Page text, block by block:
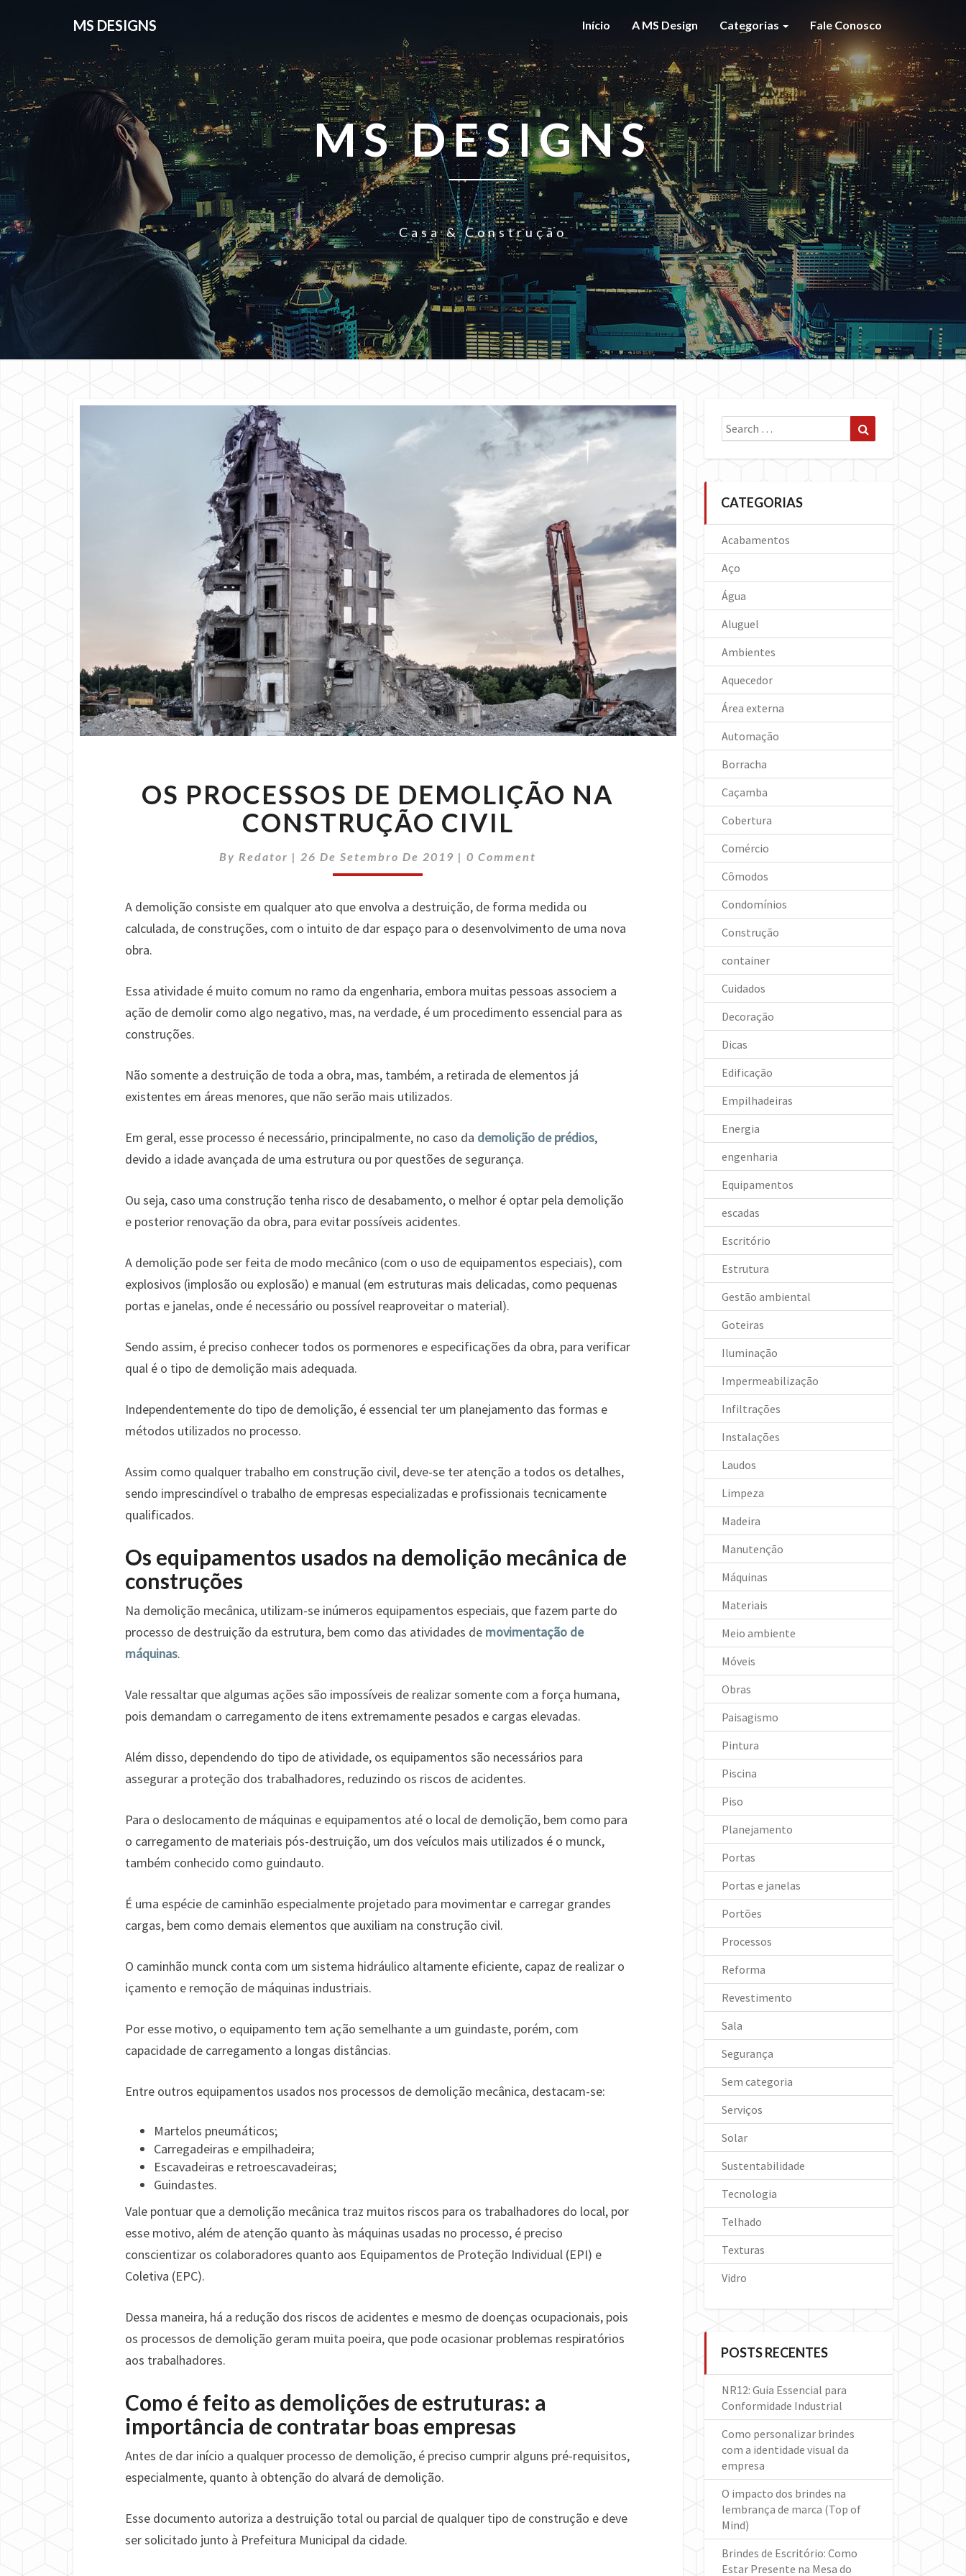
MS DESIGNS Início A MS Design Categorias Fale Conosco
MS DESIGNS
Casa & Construção
PROCESSOS
DE
DEMOLIÇÃO
CONSTRUÇÃO
OS PROCESSOS DE DEMOLIÇÃO NA
CONSTRUÇÃO CIVIL
By Redator | 26 De Setembro De 2019 |Comments
0 Comment
A demolição consiste em qualquer ato que envolva a destruição, de forma medida ou
calculada, de construções, com o intuito de dar espaço para o desenvolvimento de uma nova
obra.
Essa atividade é muito comum no ramo da engenharia, embora muitas pessoas associem a
ação de demolir como algo negativo, mas, na verdade, é um procedimento essencial para as
construções.
Não somente a destruição de toda a obra, mas, também, a retirada de elementos já
existentes em áreas menores, que não serão mais utilizados.
Em geral, esse processo é necessário, principalmente, no caso da demolição de prédios,
devido a idade avançada de uma estrutura ou por questões de segurança.
Ou seja, caso uma construção tenha risco de desabamento, o melhor é optar pela demolição
e posterior renovação da obra, para evitar possíveis acidentes.
A demolição pode ser feita de modo mecânico (com o uso de equipamentos especiais), com
explosivos (implosão ou explosão) e manual (em estruturas mais delicadas, como pequenas
portas e janelas, onde é necessário ou possível reaproveitar o material).
Sendo assim, é preciso conhecer todos os pormenores e especificações da obra, para verificar
qual é o tipo de demolição mais adequada.
Independentemente do tipo de demolição, é essencial ter um planejamento das formas e
métodos utilizados no processo.
Assim como qualquer trabalho em construção civil, deve-se ter atenção a todos os detalhes,
sendo imprescindível o trabalho de empresas especializadas e profissionais tecnicamente
qualificados.
Os equipamentos usados na demolição mecânica de
construções
Na demolição mecânica, utilizam-se inúmeros equipamentos especiais, que fazem parte do
processo de destruição da estrutura, bem como das atividades de movimentação de
máquinas.
Vale ressaltar que algumas ações são impossíveis de realizar somente com a força humana,
pois demandam o carregamento de itens extremamente pesados e cargas elevadas.
Além disso, dependendo do tipo de atividade, os equipamentos são necessários para
assegurar a proteção dos trabalhadores, reduzindo os riscos de acidentes.
Para o deslocamento de máquinas e equipamentos até o local de demolição, bem como para
o carregamento de materiais pós-destruição, um dos veículos mais utilizados é o munck,
também conhecido como guindauto.
É uma espécie de caminhão especialmente projetado para movimentar e carregar grandes
cargas, bem como demais elementos que auxiliam na construção civil.
O caminhão munck conta com um sistema hidráulico altamente eficiente, capaz de realizar o
içamento e remoção de máquinas industriais.
Por esse motivo, o equipamento tem ação semelhante a um guindaste, porém, com
capacidade de carregamento a longas distâncias.
Entre outros equipamentos usados nos processos de demolição mecânica, destacam-se:
Martelos pneumáticos;
Carregadeiras e empilhadeira;
Escavadeiras e retroescavadeiras;
Guindastes.
Vale pontuar que a demolição mecânica traz muitos riscos para os trabalhadores do local, por
esse motivo, além de atenção quanto às máquinas usadas no processo, é preciso
conscientizar os colaboradores quanto aos Equipamentos de Proteção Individual (EPI) e
Coletiva (EPC).
Dessa maneira, há a redução dos riscos de acidentes e mesmo de doenças ocupacionais, pois
os processos de demolição geram muita poeira, que pode ocasionar problemas respiratórios
aos trabalhadores.
Como é feito as demolições de estruturas: a
importância de contratar boas empresas
Antes de dar início a qualquer processo de demolição, é preciso cumprir alguns pré-requisitos,
especialmente, quanto à obtenção do alvará de demolição.
Esse documento autoriza a destruição total ou parcial de qualquer tipo de construção e deve
ser solicitado junto à Prefeitura Municipal da cidade.
Search
for:
CATEGORIAS
Acabamentos
Aço
Água
Aluguel
Ambientes
Aquecedor
Área externa
Automação
Borracha
Caçamba
Cobertura
Comércio
Cômodos
Condomínios
Construção
container
Cuidados
Decoração
Dicas
Edificação
Empilhadeiras
Energia
engenharia
Equipamentos
escadas
Escritório
Estrutura
Gestão ambiental
Goteiras
Iluminação
Impermeabilização
Infiltrações
Instalações
Laudos
Limpeza
Madeira
Manutenção
Máquinas
Materiais
Meio ambiente
Móveis
Obras
Paisagismo
Pintura
Piscina
Piso
Planejamento
Portas
Portas e janelas
Portões
Processos
Reforma
Revestimento
Sala
Segurança
Sem categoria
Serviços
Solar
Sustentabilidade
Tecnologia
Telhado
Texturas
Vidro
POSTS RECENTES
NR12: Guia Essencial para
Conformidade Industrial
Como personalizar brindes
com a identidade visual da
empresa
O impacto dos brindes na
lembrança de marca (Top of
Mind)
Brindes de Escritório: Como
Estar Presente na Mesa do